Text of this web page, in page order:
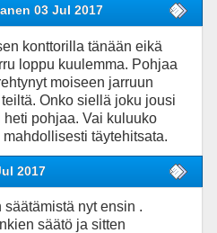
03 Jul 2017
konttorilla tänään eikä
loppu kuulemma. Pohjaa
moiseen jarruun
Onko siellä joku jousi
pohjaa. Vai kuluuko
täytehitsata.
2017
nyt ensin .
säätö ja sitten